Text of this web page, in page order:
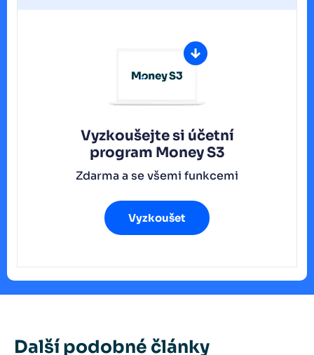
Vyzkoušejte si účetní
program Money S3
Zdarma a se všemi funkcemi
Vyzkoušet
Další podobné články